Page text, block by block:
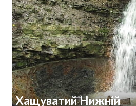
Хащуватий Нижній